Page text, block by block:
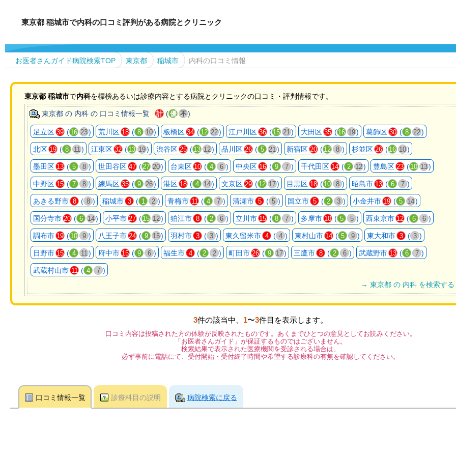
東京都 稲城市で内科の口コミ評判がある病院とクリニック
お医者さんガイド病院検索TOP 東京都 稲城市 内科の口コミ情報
東京都 稲城市で内科を標榜あるいは診療内容とする病院とクリニックの口コミ・評判情報です。
東京都 の 内科 の 口コミ情報一覧 計 (優 不)
足立区 39 (16 23) 荒川区 18 ( 8 10) 板橋区 34 (12 22) 江戸川区 36 (15 21) 大田区 35 (16 19) 葛飾区 30 ( 8 22)
北区 19 ( 8 11) 江東区 32 (13 19) 渋谷区 25 (13 12) 品川区 26 ( 5 21) 新宿区 20 (12 8 ) 杉並区 26 (16 10)
墨田区 13 ( 5 8 ) 世田谷区 47 (27 20) 台東区 10 ( 4 6 ) 中央区 16 ( 9 7 ) 千代田区 14 ( 2 12) 豊島区 23 (10 13)
中野区 15 ( 7 8 ) 練馬区 35 ( 9 26) 港区 18 ( 4 14) 文京区 29 (12 17) 目黒区 18 (10 8 ) 昭島市 13 ( 6 7 )
あきる野市 8 ( 8 ) 稲城市 3 ( 1 2 ) 青梅市 11 ( 4 7 ) 清瀬市 5 ( 5 ) 国立市 5 ( 2 3 ) 小金井市 19 ( 5 14)
国分寺市 20 ( 6 14) 小平市 27 (15 12) 狛江市 8 ( 2 6 ) 立川市 15 ( 8 7 ) 多摩市 10 ( 5 5 ) 西東京市 12 ( 6 6 )
調布市 19 (10 9 ) 八王子市 24 ( 9 15) 羽村市 3 ( 3 ) 東久留米市 4 ( 4 ) 東村山市 14 ( 5 9 ) 東大和市 3 ( 3 )
日野市 15 ( 4 11) 府中市 15 ( 9 6 ) 福生市 4 ( 2 2 ) 町田市 26 ( 9 17) 三鷹市 8 ( 2 6 ) 武蔵野市 13 ( 6 7 )
武蔵村山市 11 ( 4 7 )
→ 東京都 の 内科 を検索する
3件の該当中、 1〜3件目を表示します。
口コミ内容は投稿された方の体験が反映されたものです。あくまでひとつの意見としてお読みください。
「お医者さんガイド」が保証するものではございません。
検索結果で表示された医療機関を受診される場合は、
必ず事前に電話にて、受付開始・受付終了時間や希望する診療科の有無を確認してください。
口コミ情報一覧 診療科目の説明 病院検索に戻る